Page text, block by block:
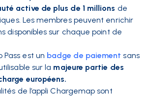
active de plus de 1 millions de
Les membres peuvent enrichir
disponibles sur chaque point de
Pass est un badge de paiement sans
sur la majeure partie des
européens.
de l’appli Chargemap sont